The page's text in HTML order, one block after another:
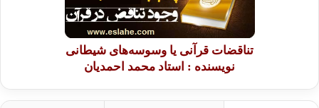
تناقضات قرآنی یا وسوسه‌های شیطانی
نویسنده : استاد محمد احمدیان